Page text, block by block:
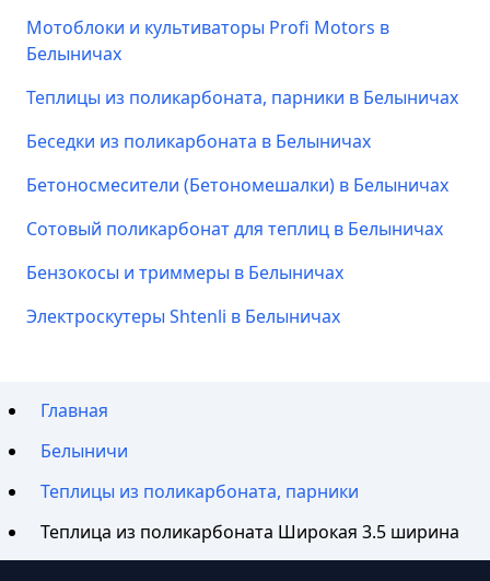
Мотоблоки и культиваторы Profi Motors в
Белыничах
Теплицы из поликарбоната, парники в Белыничах
Беседки из поликарбоната в Белыничах
Бетоносмесители (Бетономешалки) в Белыничах
Сотовый поликарбонат для теплиц в Белыничах
Бензокосы и триммеры в Белыничах
Электроскутеры Shtenli в Белыничах
Главная
Белыничи
Теплицы из поликарбоната, парники
Теплица из поликарбоната Широкая 3.5 ширина